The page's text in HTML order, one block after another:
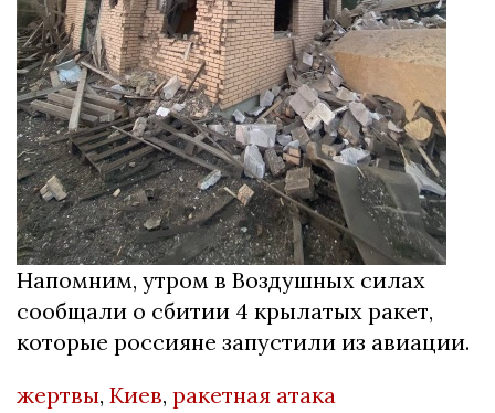
Напомним, утром в Воздушных силах
сообщали о сбитии 4 крылатых ракет,
которые россияне запустили из авиации.
жертвы, Киев, ракетная атака